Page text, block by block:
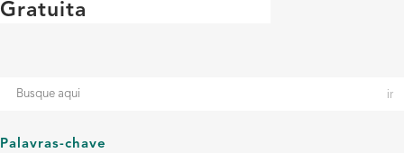
Gratuita
Palavras-chave